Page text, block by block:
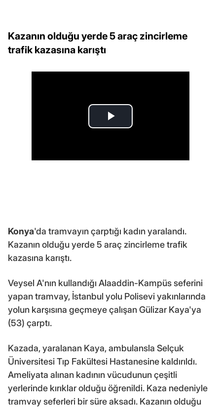
Kazanın olduğu yerde 5 araç zincirleme
trafik kazasına karıştı
Konya'da tramvayın çarptığı kadın yaralandı.
Kazanın olduğu yerde 5 araç zincirleme trafik
kazasına karıştı.
Veysel A'nın kullandığı Alaaddin-Kampüs seferini
yapan tramvay, İstanbul yolu Polisevi yakınlarında
yolun karşısına geçmeye çalışan Gülizar Kaya'ya
(53) çarptı.
Kazada, yaralanan Kaya, ambulansla Selçuk
Üniversitesi Tıp Fakültesi Hastanesine kaldırıldı.
Ameliyata alınan kadının vücudunun çeşitli
yerlerinde kırıklar olduğu öğrenildi. Kaza nedeniyle
tramvay seferleri bir süre aksadı. Kazanın olduğu